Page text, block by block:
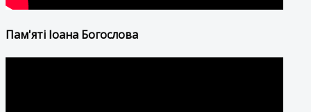
Пам'яті Іоана Богослова